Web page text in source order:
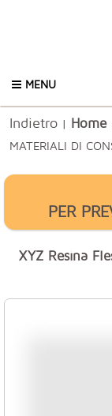
MENU
Indietro | Home
MATERIALI DI
PER
XYZ Resina